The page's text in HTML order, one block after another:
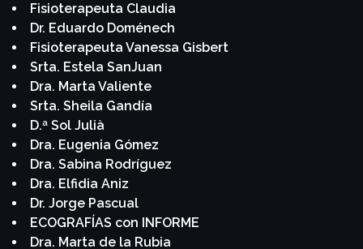
Fisioterapeuta Claudia
Dr. Eduardo Doménech
Fisioterapeuta Vanessa Gisbert
Srta. Estela SanJuan
Dra. Marta Valiente
Srta. Sheila Gandía
D.ª Sol Julià
Dra. Eugenia Gómez
Dra. Sabina Rodríguez
Dra. Elfidia Aniz
Dr. Jorge Pascual
ECOGRAFÍAS con INFORME
Dra. Marta de la Rubia